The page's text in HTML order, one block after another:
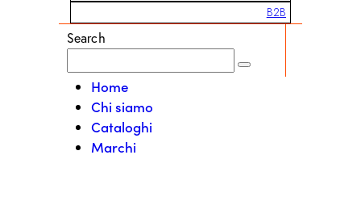
B2B
Search
Home
Chi siamo
Cataloghi
Marchi